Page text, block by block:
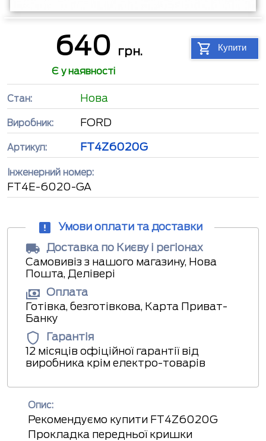
640 грн. Купити
Є у наявності
Стан: Нова
Виробник: FORD
Артикул: FT4Z6020G
Інженерний номер:
FT4E-6020-GA
Умови оплати та доставки
Доставка по Києву і регіонах
Самовивіз з нашого магазину, Нова
Пошта, Делівері
Оплата
Готівка, безготівкова, Карта Приват-
Банку
Гарантія
12 місяців офіційної гарантії від
виробника крім електро-товарів
Опис:
Рекомендуємо купити FT4Z6020G
Прокладка передньої кришки